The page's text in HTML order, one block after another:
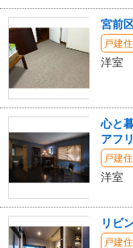
宮前
戸建
洋室
心と
アフ
戸建
洋室
リビ
戸建